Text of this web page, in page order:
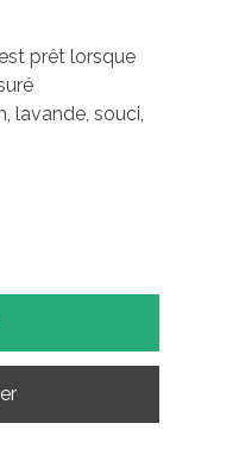
prêt lorsque
lavande, souci,